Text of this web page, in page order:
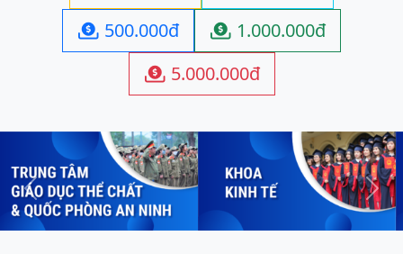
 500.000đ  1.000.000đ
 5.000.000đ
Previous Next